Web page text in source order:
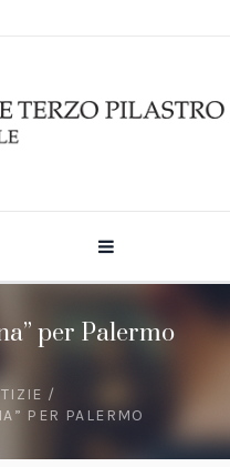
per Palermo
/
PER PALERMO